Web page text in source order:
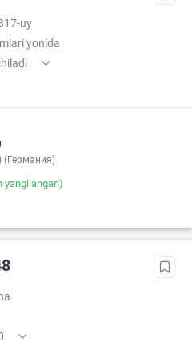
uy
yonida
(Германия)
yangilangan)